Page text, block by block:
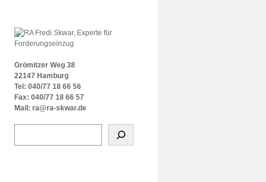
Grömitzer Weg 38
22147 Hamburg
Tel: 040/77 18 66 56
Fax: 040/77 18 66 57
Mail: ra@ra-skwar.de